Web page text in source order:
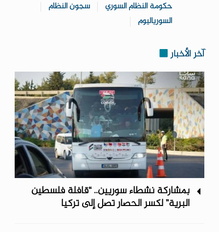
حكومة النظام السوري
سجون النظام
السورياليوم
آخر الأخبار
بمشاركة نشطاء سوريين.. “قافلة فلسطين
البرية” لكسر الحصار تصل إلى تركيا